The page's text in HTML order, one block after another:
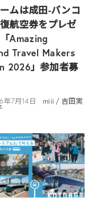
ムは成田-バンコ
航空券をプレゼ
Amazing
Travel Makers
2026」参加者募
年7月14日
miii / 吉田実